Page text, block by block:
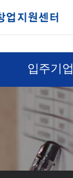
입주기업